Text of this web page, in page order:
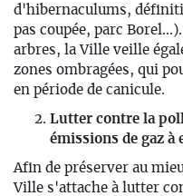
d'hibernaculums,
pas coupée, parc
arbres, la Ville veille
zones ombragées, qui
en période de canicule.
Lutter contre la
émissions de gaz à
Afin de préserver au
Ville s'attache à lutter